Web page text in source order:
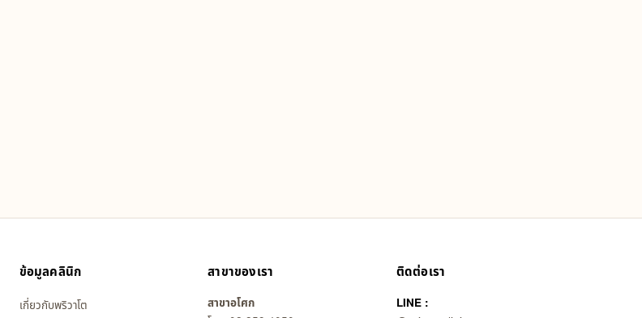
ข้อมูลคลินิก
เกี่ยวกับพริวาโต
สาขาของเรา
สาขาอโศก
ติดต่อเรา
LINE :